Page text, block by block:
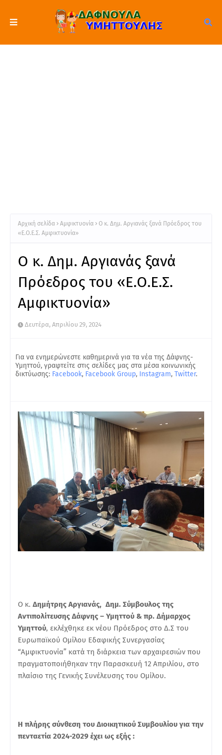
Αρχική σελίδα Αμφικτυονία
Ο κ. Δημ. Αργιανάς ξανά Πρόεδρος του
«Ε.Ο.Ε.Σ. Αμφικτυονία»
Ο κ. Δημ. Αργιανάς ξανά
Πρόεδρος του «Ε.Ο.Ε.Σ.
Αμφικτυονία»
Δευτέρα, Απριλίου 29, 2024
Για να ενημερώνεστε καθημερινά για τα νέα της Δάφνης-
Υμηττού, γραφτείτε στις σελίδες μας στα μέσα κοινωνικής
δικτύωσης: Facebook, Facebook Group, Instagram, Twitter.
Ο κ. Δημήτρης Αργιανάς, Δημ. Σύμβουλος της
Αντιπολίτευσης Δάφνης – Υμηττού & πρ. Δήμαρχος
Υμηττού, εκλέχθηκε εκ νέου Πρόεδρος στο Δ.Σ του
Ευρωπαϊκού Ομίλου Εδαφικής Συνεργασίας
“Αμφικτυονία” κατά τη διάρκεια των αρχαιρεσιών που
πραγματοποιήθηκαν την Παρασκευή 12 Απριλίου, στο
πλαίσιο της Γενικής Συνέλευσης του Ομίλου.
Η πλήρης σύνθεση του Διοικητικού Συμβουλίου για την
πενταετία 2024-2029 έχει ως εξής :